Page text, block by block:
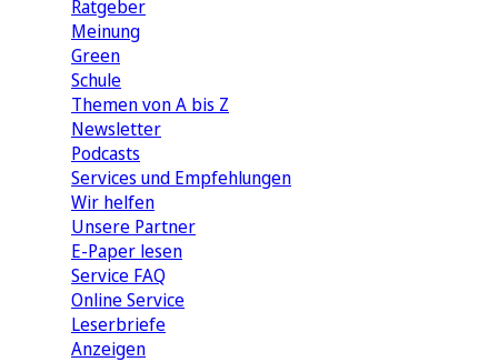
Ratgeber
Meinung
Green
Schule
Themen von A bis Z
Newsletter
Podcasts
Services und Empfehlungen
Wir helfen
Unsere Partner
E-Paper lesen
Service FAQ
Online Service
Leserbriefe
Anzeigen